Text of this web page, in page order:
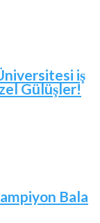
iş
Gülüşler!
Bala